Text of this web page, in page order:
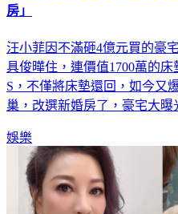
房」
汪小菲因不滿砸4億元買的豪
具俊曄住，連價值1700萬的
S，不僅將床墊還回，如今又
巢，改選新婚房了，豪宅大曝
娛樂